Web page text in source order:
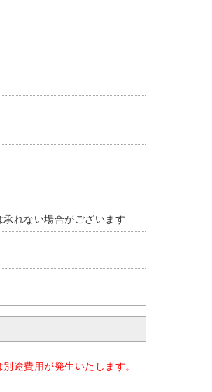
れない場合がございます
途費用が発生いたします。